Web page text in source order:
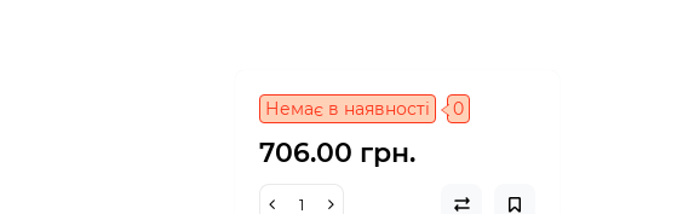
Немає в наявності 0
706.00 грн.